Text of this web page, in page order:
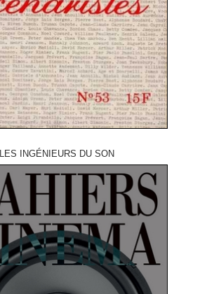
LES INGÉNIEURS DU SON